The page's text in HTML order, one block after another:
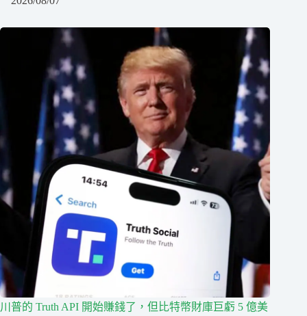
川普的 Truth API 開始賺錢了，但比特幣財庫巨虧 5 億美